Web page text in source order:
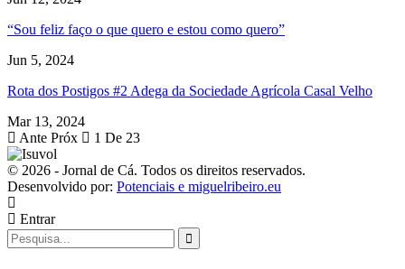
“Sou feliz faço o que quero e estou como quero”
Jun 5, 2024
Rota dos Postigos #2 Adega da Sociedade Agrícola Casal Velho
Mar 13, 2024
Ante Próx 1 De 23
© 2026 - Jornal de Cá. Todos os direitos reservados.
Desenvolvido por: Potenciais e miguelribeiro.eu
Entrar